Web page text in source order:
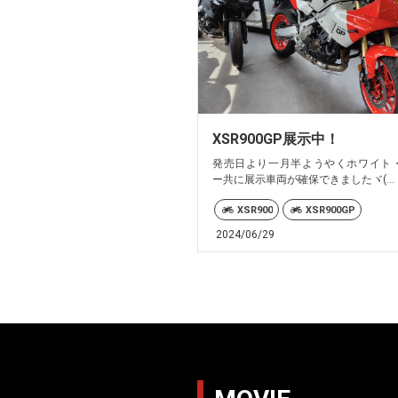
XSR900GP展示中！
発売日より一月半ようやくホワイト
ー共に展示車両が確保できましたヾ(...
XSR900 XSR900GP
2024/06/29